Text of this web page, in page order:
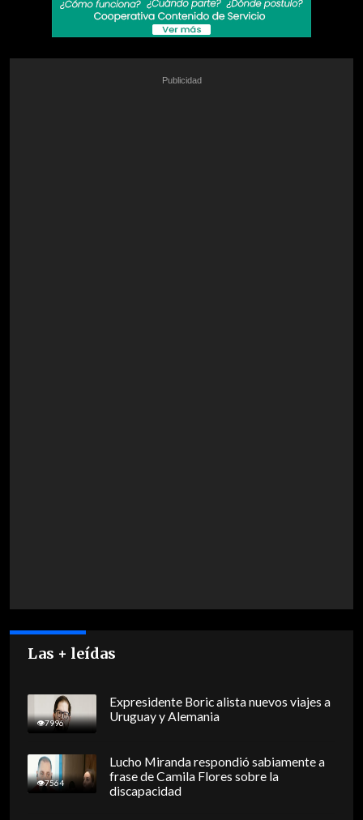
Las + leídas
7996
Expresidente Boric alista nuevos viajes a
Uruguay y Alemania
7564
Lucho Miranda respondió sabiamente a
frase de Camila Flores sobre la
discapacidad